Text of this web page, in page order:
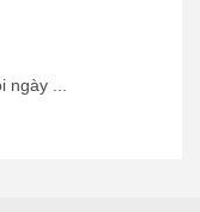
ngày ...